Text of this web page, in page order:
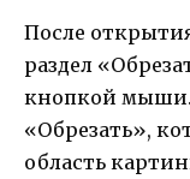
После
раздел
кнопкой мыши.
«Обрезать»,
область